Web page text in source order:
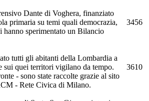
Dante di Voghera, finanziato
primaria su temi quali democrazia,
hanno sperimentato un Bilancio
3456
tutti gli abitanti della Lombardia a
sui quei territori vigilano da tempo.
- sono state raccolte grazie al sito
- Rete Civica di Milano.
3610